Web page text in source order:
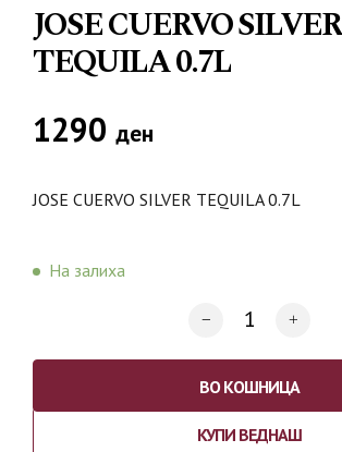
JOSE CUERVO SILVER
TEQUILA 0.7L
1290 ден
JOSE CUERVO SILVER TEQUILA 0.7L
На залиха
ВО КОШНИЦА
КУПИ ВЕДНАШ